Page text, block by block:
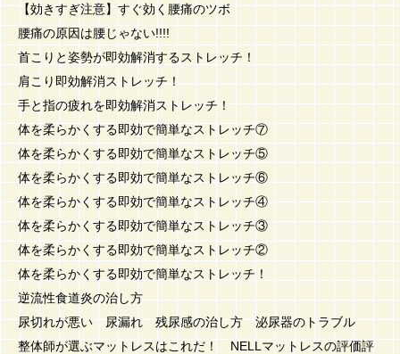
【効きすぎ注意】すぐ効く腰痛のツボ
腰痛の原因は腰じゃない!!!!
首こりと姿勢が即効解消するストレッチ！
肩こり即効解消ストレッチ！
手と指の疲れを即効解消ストレッチ！
体を柔らかくする即効で簡単なストレッチ⑦
体を柔らかくする即効で簡単なストレッチ⑤
体を柔らかくする即効で簡単なストレッチ⑥
体を柔らかくする即効で簡単なストレッチ④
体を柔らかくする即効で簡単なストレッチ③
体を柔らかくする即効で簡単なストレッチ②
体を柔らかくする即効で簡単なストレッチ！
逆流性食道炎の治し方
尿切れが悪い 尿漏れ 残尿感の治し方 泌尿器のトラブル
整体師が選ぶマットレスはこれだ！ NELLマットレスの評価評